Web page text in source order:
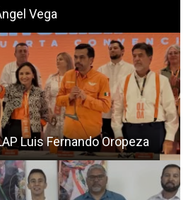
Vega
Luis Fernando Oropeza